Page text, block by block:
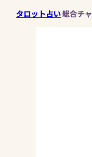
タロット占い総合チ